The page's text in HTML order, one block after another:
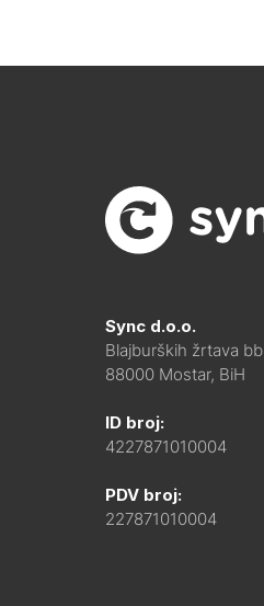
Sync d.o.o.
Blajburških žrtava bb
88000 Mostar, BiH
ID broj:
4227871010004
PDV broj:
227871010004